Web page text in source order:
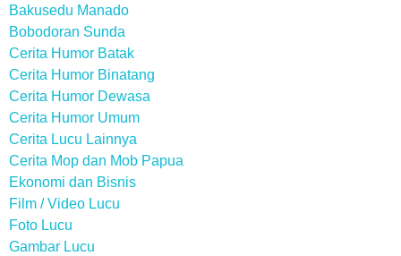
Bakusedu Manado
Bobodoran Sunda
Cerita Humor Batak
Cerita Humor Binatang
Cerita Humor Dewasa
Cerita Humor Umum
Cerita Lucu Lainnya
Cerita Mop dan Mob Papua
Ekonomi dan Bisnis
Film / Video Lucu
Foto Lucu
Gambar Lucu